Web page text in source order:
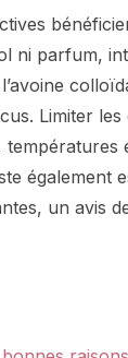
ni parfum,
Limiter
également
un avis